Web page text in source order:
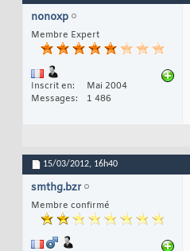
nonoxp
Membre Expert
Inscrit en
Mai 2004
Messages
1 486
15/03/2012, 16h40
smthg.bzr
Membre confirmé